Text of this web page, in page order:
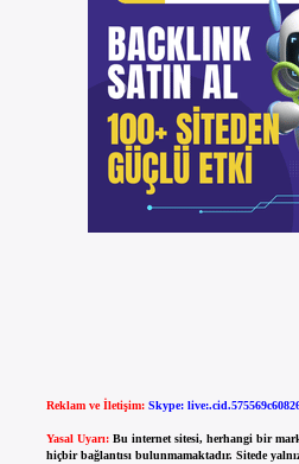
Reklam ve İletişim: Skype:
Yasal Uyarı: Bu internet sitesi, herhangi bir
hiçbir bağlantısı bulunmamaktadır. Sitede